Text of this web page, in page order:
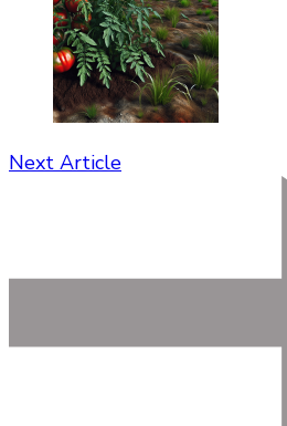
Next Article